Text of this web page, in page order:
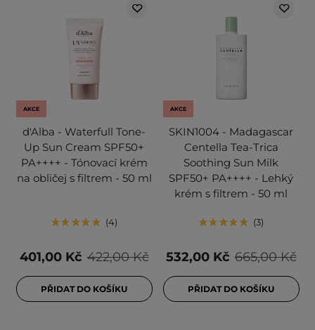
AKCE
d'Alba - Waterfull Tone-
Up Sun Cream SPF50+
PA++++ - Tónovací krém
na obličej s filtrem - 50 ml
4
422,00 Kč
401,00 Kč
PŘIDAT DO KOŠÍKU
AKCE
SKIN1004 - Madagascar
Centella Tea-Trica
Soothing Sun Milk
SPF50+ PA++++ - Lehký
krém s filtrem - 50 ml
3
665,00 Kč
532,00 Kč
PŘIDAT DO KOŠÍKU